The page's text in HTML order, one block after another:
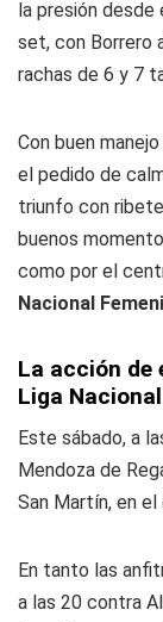
la presión desde
set, con Borrero
rachas de 6 y 7
Con buen
el pedido de
triunfo con
buenos
como por el
Nacional
La acción de
Liga
Este sábado, a
Mendoza de
San Martín, en
En tanto las
a las 20 contra